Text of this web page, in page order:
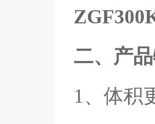
二、产
1、体积